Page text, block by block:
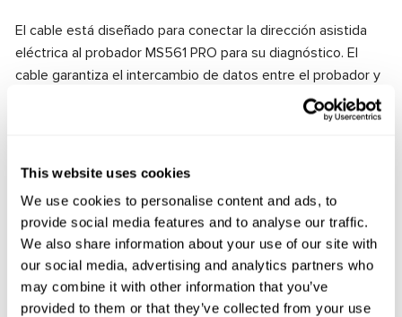
This website uses cookies
We use cookies to personalise content and ads, to
provide social media features and to analyse our traffic.
We also share information about your use of our site with
our social media, advertising and analytics partners who
may combine it with other information that you’ve
provided to them or that they’ve collected from your use
El cable está diseñado para conectar la dirección asistida
eléctrica al probador MS561 PRO para su diagnóstico. El
cable garantiza el intercambio de datos entre el probador y
la dirección asistida, además de suministrar energía
eléctrica a la unidad. Gracias a la compatibilidad de los
garantiza una conexión rápida y confiable.
Fabricante:MSG Equipment
Solicitar precio